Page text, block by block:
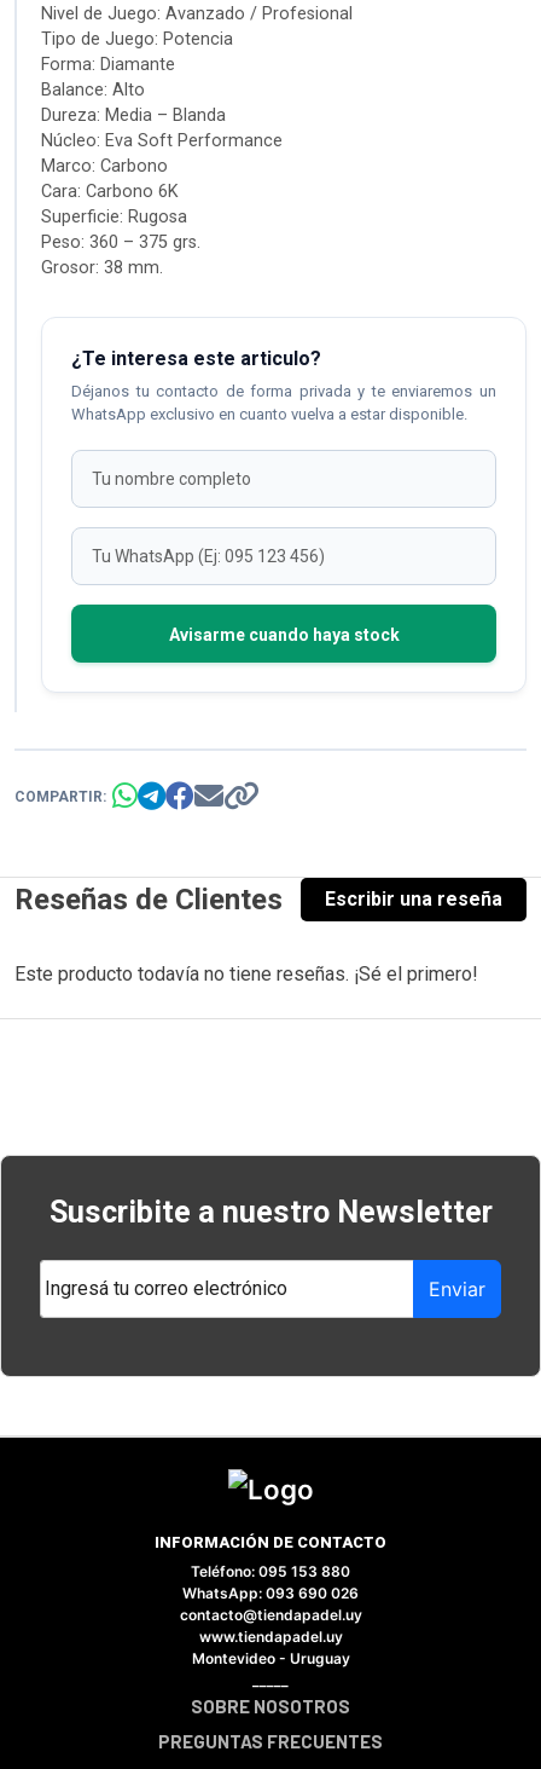
Nivel de Juego: Avanzado / Profesional
Tipo de Juego: Potencia
Forma: Diamante
Balance: Alto
Dureza: Media – Blanda
Núcleo: Eva Soft Performance
Marco: Carbono
Cara: Carbono 6K
Superficie: Rugosa
Peso: 360 – 375 grs.
Grosor: 38 mm.
¿Te interesa este articulo?
Déjanos tu contacto de forma privada y te enviaremos un
WhatsApp exclusivo en cuanto vuelva a estar disponible.
Avisarme cuando haya stock
COMPARTIR:
Reseñas de Clientes Escribir una reseña
Este producto todavía no tiene reseñas. ¡Sé el primero!
de
Suscribite a nuestro Newsletter
Enviar
INFORMACIÓN DE CONTACTO
Teléfono: 095 153 880
WhatsApp: 093 690 026
contacto@tiendapadel.uy
www.tiendapadel.uy
Montevideo - Uruguay
SOBRE NOSOTROS
PREGUNTAS FRECUENTES
Tu carrito está vacío.